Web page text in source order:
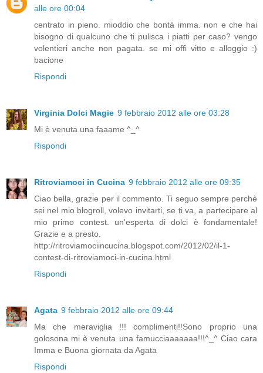
alle ore 00:04
centrato in pieno. mioddio che bontà imma. non e che hai
bisogno di qualcuno che ti pulisca i piatti per caso? vengo
volentieri anche non pagata. se mi offi vitto e alloggio :)
bacione
Rispondi
Virginia Dolci Magie 9 febbraio 2012 alle ore 03:28
Mi è venuta una faaame ^_^
Rispondi
Ritroviamoci in Cucina 9 febbraio 2012 alle ore 09:35
Ciao bella, grazie per il commento. Ti seguo sempre perchè
sei nel mio blogroll, volevo invitarti, se ti va, a partecipare al
mio primo contest. un'esperta di dolci è fondamentale!
Grazie e a presto.
http://ritroviamociincucina.blogspot.com/2012/02/il-1-
contest-di-ritroviamoci-in-cucina.html
Rispondi
Agata 9 febbraio 2012 alle ore 09:44
Ma che meraviglia !!! complimenti!!Sono proprio una
golosona mi è venuta una famucciaaaaaaa!!!^_^ Ciao cara
Imma e Buona giornata da Agata
Rispondi